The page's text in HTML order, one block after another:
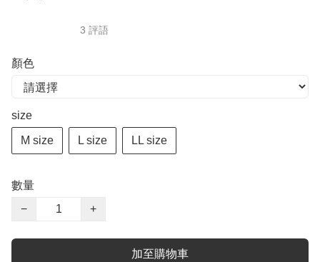
3 評語
顏色
size
M size L size LL size
數量
−
+
加至購物車